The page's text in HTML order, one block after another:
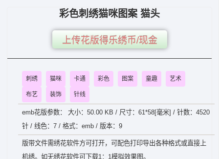
彩色刺绣猫咪图案 猫头
上传花版得乐绣币/现金
刺绣 猫咪 卡通 彩色 图案 童趣 艺术
布艺 装饰 针线
emb花版参数： 大小：50.00 KB / 尺寸：61*58[毫米] / 针数：4520
针 / 线色：7 / 格式：emb / 版本：9
版带文件需绣花软件方可打开，可配色打印导出各种格式或直接上
机绣。如无绣花软件可下载1：1模拟效果图。